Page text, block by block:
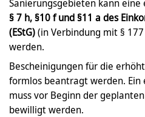
Sanierungsgebieten kann eine
§ 7 h, §10 f und §11 a des
(EStG)(in Verbindung mit §
werden.
Bescheinigungen für die
formlos beantragt werden.
muss vor Beginn der
bewilligt werden.